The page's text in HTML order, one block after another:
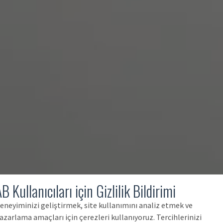
Kullanıcıları için Gizlilik Bildirimi
geliştirmek, site kullanımını analiz etmek ve
amaçları için çerezleri kullanıyoruz. Tercihlerinizi